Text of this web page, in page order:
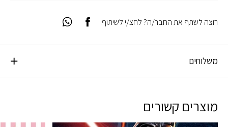
משלוחים
רוצה לשתף את החבר/ה? לחצ/י לשיתוף:
מוצרים קשורים